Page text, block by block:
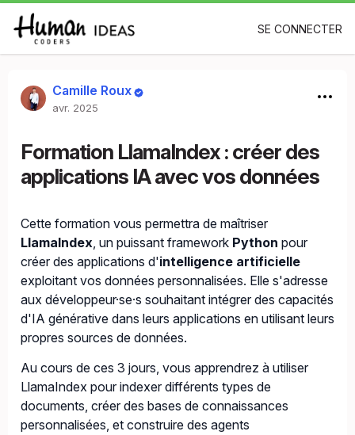
SE CONNECTER
Camille Roux
avr. 2025
Formation LlamaIndex : créer des
applications IA avec vos données
Cette formation vous permettra de maîtriser
LlamaIndex, un puissant framework Python pour
créer des applications d'intelligence artificielle
exploitant vos données personnalisées. Elle s'adresse
aux développeur·se·s souhaitant intégrer des capacités
d'IA générative dans leurs applications en utilisant leurs
propres sources de données.
Au cours de ces 3 jours, vous apprendrez à utiliser
LlamaIndex pour indexer différents types de
documents, créer des bases de connaissances
personnalisées, et construire des agents